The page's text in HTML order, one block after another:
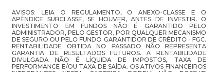
AVISOS: LEIA O REGULAMENTO, O ANEXO-CLASSE E O
APÊNDICE SUBCLASSE, SE HOUVER, ANTES DE INVESTIR. O
INVESTIMENTO EM FUNDOS NÃO É GARANTIDO PELO
ADMINISTRADOR, PELO GESTOR, POR QUALQUER MECANISMO
DE SEGURO OU PELO FUNDO GARANTIDOR DE CRÉDITO - FGC.
RENTABILIDADE OBTIDA NO PASSADO NÃO REPRESENTA
GARANTIA DE RESULTADOS FUTUROS. A RENTABILIDADE
DIVULGADA NÃO É LÍQUIDA DE IMPOSTOS, TAXA DE
PERFORMANCE E/OU TAXA DE SAÍDA. OS ATIVOS FINANCEIROS